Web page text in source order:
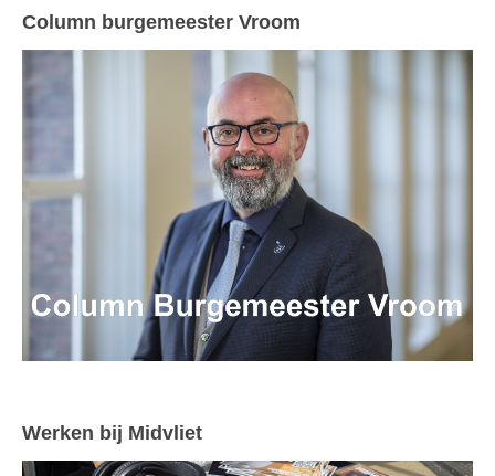
Column burgemeester Vroom
Werken bij Midvliet